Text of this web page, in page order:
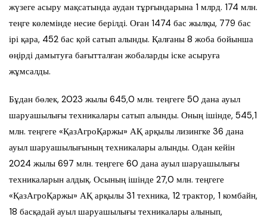
жүзеге асыру мақсатында аудан тұрғындарына 1 млрд. 174 млн.
теңге көлемінде несие берілді. Оған 1474 бас жылқы, 779 бас
ірі қара, 452 бас қой сатып алынды. Қалғаны 8 жоба бойынша
өңірді дамытуға бағытталған жобаларды іске асыруға
жұмсалды.
Бұдан бөлек, 2023 жылы 645,0 млн. теңгеге 50 дана ауыл
шаруашылығы техникалары сатып алынды. Оның ішінде, 545,1
млн. теңгеге «ҚазАгроҚаржы» АҚ арқылы лизингке 36 дана
ауыл шаруашылығының техникалары алынды. Одан кейін
2024 жылы 697 млн. теңгеге 60 дана ауыл шаруашылығы
техникаларын алдық. Осының ішінде 27,0 млн. теңгеге
«ҚазАгроҚаржы» АҚ арқылы 31 техника, 12 трактор, 1 комбайн,
18 басқадай ауыл шаруашылығы техникалары алынып,